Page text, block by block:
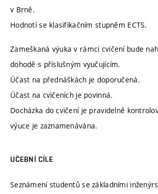
v Brně.
Hodnotí se klasifikačním stupněm ECTS.
Zameškaná výuka v rámci cvičení bude
dohodě s příslušným vyučujícím.
Účast na přednáškách je doporučená.
Účast na cvičeních je povinná.
Docházka do cvičení je pravidelně
výuce je zaznamenávána.
UČEBNÍ CÍLE
Seznámení studentů se základními